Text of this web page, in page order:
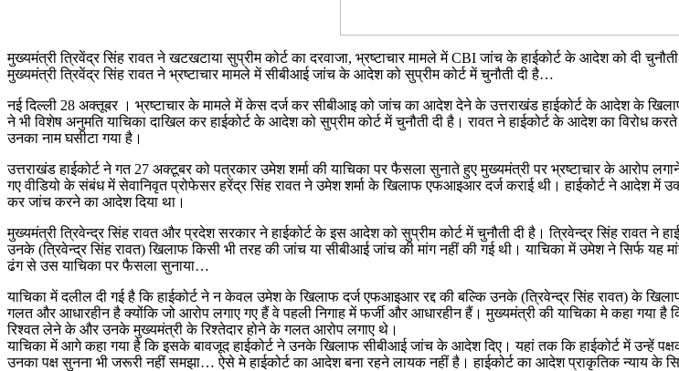
मुख्यमंत्री त्रिवेंद्र सिंह रावत ने खटखटाया सुप्रीम कोर्ट का दरवाजा, भ्रष्‍टाचार मामले में CBI जांच के हाईकोर्ट के आदेश को दी चुनौती
मुख्यमंत्री त्रिवेंद्र सिंह रावत ने भ्रष्‍टाचार मामले में सीबीआई जांच के आदेश को सुप्रीम कोर्ट में चुनौती दी है…
नई दिल्ली 28 अक्तूबर । भ्रष्टाचार के मामले में केस दर्ज कर सीबीआइ को जांच का आदेश देने के उत्तराखंड हाईकोर्ट के आदेश के
ने भी विशेष अनुमति याचिका दाखिल कर हाईकोर्ट के आदेश को सुप्रीम कोर्ट में चुनौती दी है। रावत ने हाईकोर्ट के आदेश का विरोध
उनका नाम घसीटा गया है।
उत्तराखंड हाईकोर्ट ने गत 27 अक्टूबर को पत्रकार उमेश शर्मा की याचिका पर फैसला सुनाते हुए मुख्यमंत्री पर भ्रष्टाचार के आरोप
गए वीडियो के संबंध में सेवानिवृत प्रोफेसर हरेंद्र सिंह रावत ने उमेश शर्मा के खिलाफ एफआइआर दर्ज कराई थी। हाईकोर्ट ने आदेश में
कर जांच करने का आदेश दिया था।
मुख्यमंत्री त्रिवेन्द्र सिंह रावत और प्रदेश सरकार ने हाईकोर्ट के इस आदेश को सुप्रीम कोर्ट में चुनौती दी है। त्रिवेन्द्र सिंह रावत ने
उनके (त्रिवेन्द्र सिंह रावत) खिलाफ किसी भी तरह की जांच या सीबीआई जांच की मांग नहीं की गई थी। याचिका में उमेश ने सिर्फ
ढंग से उस याचिका पर फैसला सुनाया…
याचिका में दलील दी गई है कि हाईकोर्ट ने न केवल उमेश के खिलाफ दर्ज एफआइआर रद्द की बल्कि उनके (त्रिवेन्द्र सिंह रावत) के
गलत और आधारहीन है क्योंकि जो आरोप लगाए गए हैं वे पहली निगाह में फर्जी और आधारहीन हैं। मुख्यमंत्री की याचिका मे कहा गया है
रिश्वत लेने के और उनके मुख्यमंत्री के रिश्तेदार होने के गलत आरोप लगाए थे।
याचिका में आगे कहा गया है कि इसके बावजूद हाईकोर्ट ने उनके खिलाफ सीबीआई जांच के आदेश दिए। यहां तक कि हाईकोर्ट में उन्हें
उनका पक्ष सुनना भी जरूरी नहीं समझा… ऐसे मे हाईकोर्ट का आदेश बना रहने लायक नहीं है। हाईकोर्ट का आदेश प्राकृतिक न्याय के